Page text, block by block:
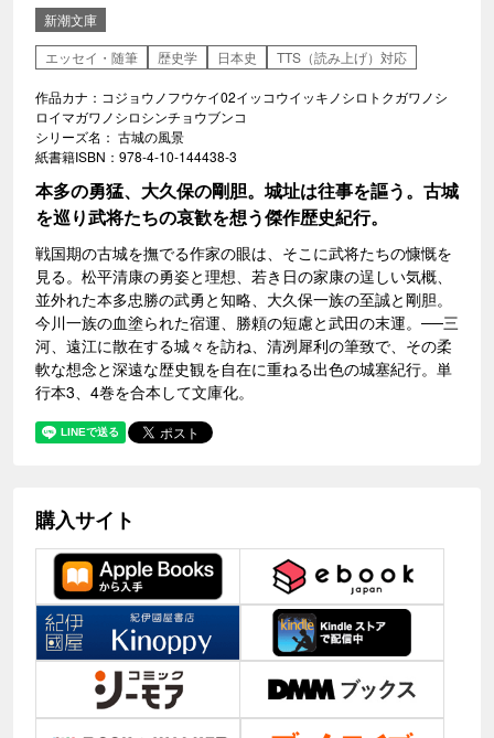
新潮文庫
エッセイ・随筆
歴史学 日本史 TTS（読み上げ）対応
作品カナ：コジョウノフウケイ02イッコウイッキノシロトクガワノシ
ロイマガワノシロシンチョウブンコ
シリーズ名： 古城の風景
紙書籍ISBN：978-4-10-144438-3
本多の勇猛、大久保の剛胆。城址は往事を謳う。古城
を巡り武将たちの哀歓を想う傑作歴史紀行。
戦国期の古城を撫でる作家の眼は、そこに武将たちの慷慨を
見る。松平清康の勇姿と理想、若き日の家康の逞しい気概、
並外れた本多忠勝の武勇と知略、大久保一族の至誠と剛胆。
今川一族の血塗られた宿運、勝頼の短慮と武田の末運。──三
河、遠江に散在する城々を訪ね、清冽犀利の筆致で、その柔
軟な想念と深遠な歴史観を自在に重ねる出色の城塞紀行。単
行本3、4巻を合本して文庫化。
購入サイト